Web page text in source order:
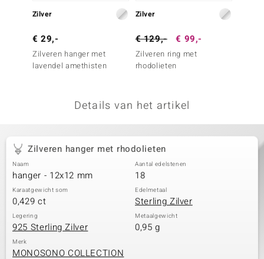
Zilver
€ 29,-
Zilveren hanger met
lavendel amethisten
Zilver
€ 129,- € 99,-
Zilveren ring met
rhodolieten
Details van het artikel
Zilveren hanger met rhodolieten
Naam
hanger - 12x12 mm
Aantal edelstenen
18
Karaatgewicht som
0,429 ct
Edelmetaal
Sterling Zilver
Legering
925 Sterling Zilver
Metaalgewicht
0,95 g
Merk
MONOSONO COLLECTION